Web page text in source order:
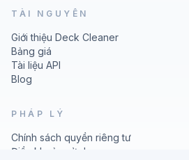
TÀI NGUYÊN
Giới thiệu Deck Cleaner
Bảng giá
Tài liệu API
Blog
PHÁP LÝ
Chính sách quyền riêng tư
Điều khoản sử dụng